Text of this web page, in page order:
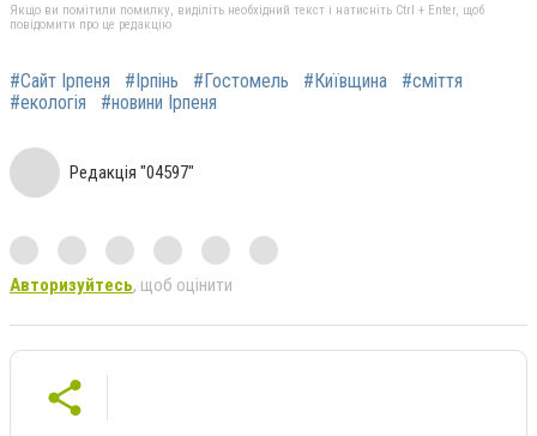
Якщо ви помітили помилку, виділіть необхідний текст і натисніть Ctrl + Enter, щоб
повідомити про це редакцію
#Сайт Ірпеня #Ірпінь #Гостомель #Київщина
#сміття
#екологія
#новини Ірпеня
Редакція "04597"
Авторизуйтесь, щоб оцінити